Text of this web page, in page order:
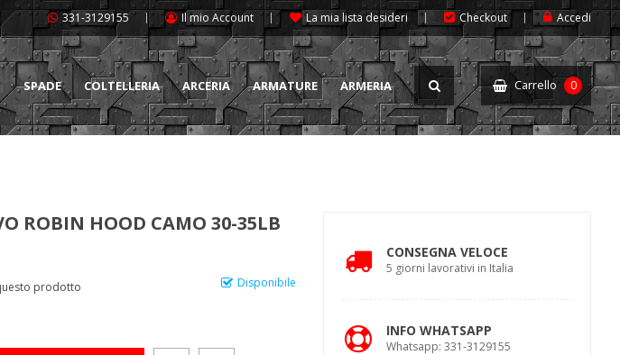
331-3129155 Il mio Account La mia lista desideri Checkout Accedi
SPADE COLTELLERIA ARCERIA ARMATURE ARMERIA Carrello 0
ROBIN HOOD CAMO 30-35LB
Disponibile
prodotto
CONSEGNA VELOCE
5 giorni lavorativi in Italia
INFO WHATSAPP
Whatsapp: 331-3129155